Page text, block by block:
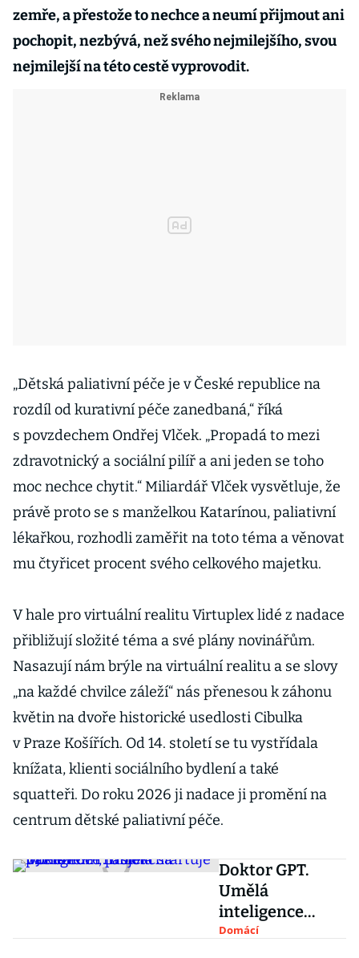
zemře, a přestože to nechce a neumí přijmout ani
pochopit, nezbývá, než svého nejmilejšího, svou
nejmilejší na této cestě vyprovodit.
„Dětská paliativní péče je v České republice na
rozdíl od kurativní péče zanedbaná,“ říká
s povzdechem Ondřej Vlček. „Propadá to mezi
zdravotnický a sociální pilíř a ani jeden se toho
moc nechce chytit.“ Miliardář Vlček vysvětluje, že
právě proto se s manželkou Katarínou, paliativní
lékařkou, rozhodli zaměřit na toto téma a věnovat
mu čtyřicet procent svého celkového majetku.
V hale pro virtuální realitu Virtuplex lidé z nadace
přibližují složité téma a své plány novinářům.
Nasazují nám brýle na virtuální realitu a se slovy
„na každé chvilce záleží“ nás přenesou k záhonu
květin na dvoře historické usedlosti Cibulka
v Praze Košířích. Od 14. století se tu vystřídala
knížata, klienti sociálního bydlení a také
squatteři. Do roku 2026 ji nadace ji promění na
centrum dětské paliativní péče.
Doktor GPT.
Umělá
inteligence
naslouchá
Domácí